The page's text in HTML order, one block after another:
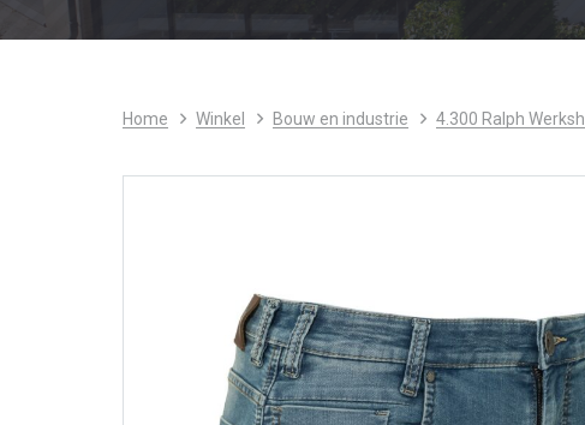
Home Winkel Bouw en industrie 4.300 Ralph